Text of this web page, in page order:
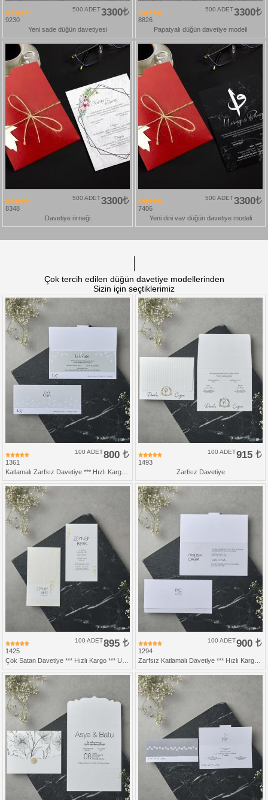
9230
3300
500 ADET
Yeni sade düğün davetiyesi
8826
3300
500 ADET
Papatyalı düğün davetiye modeli
8348
3300
500 ADET
Davetiye örneği
7406
3300
500 ADET
Yeni dini vav düğün davetiye modeli
Çok tercih edilen düğün davetiye modellerinden
Sizin için seçtiklerimiz
1361
800
100 ADET
1493
915
100 ADET
Zarfsız Davetiye
1425
895
100 ADET
1294
900
100 ADET